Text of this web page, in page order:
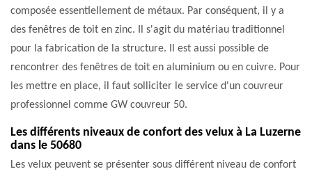
composée essentiellement de métaux. Par conséquent, il y a
des fenêtres de toit en zinc. Il s'agit du matériau traditionnel
pour la fabrication de la structure. Il est aussi possible de
rencontrer des fenêtres de toit en aluminium ou en cuivre. Pour
les mettre en place, il faut solliciter le service d'un couvreur
professionnel comme GW couvreur 50.
Les différents niveaux de confort des velux à La Luzerne
dans le 50680
Les velux peuvent se présenter sous différent niveau de confort